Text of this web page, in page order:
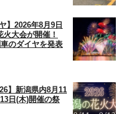
】2026年8月9日
大会が開催！
のダイヤを発表
】新潟県内8月11
日(木)開催の祭